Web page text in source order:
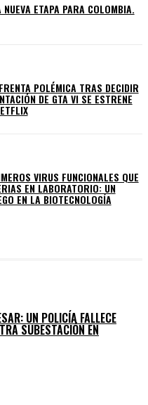
NUEVA ETAPA PARA COLOMBIA.
POLÉMICA TRAS DECIDIR
DE GTA VI SE ESTRENE
VIRUS FUNCIONALES QUE
EN LABORATORIO: UN
EN LA BIOTECNOLOGÍA
UN POLICÍA FALLECE
SUBESTACIÓN EN